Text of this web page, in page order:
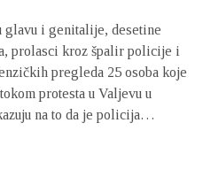
glavu i genitalije, desetine
prolasci kroz špalir policije i
pregleda 25 osoba koje
protesta u Valjevu u
na to da je policija